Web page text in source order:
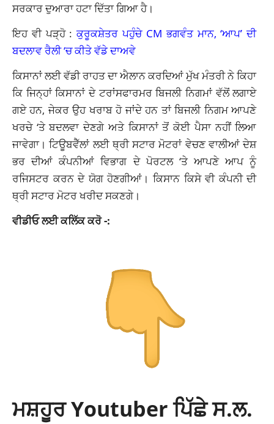
ਸਰਕਾਰ ਦੁਆਰਾ ਹਟਾ ਦਿੱਤਾ ਗਿਆ ਹੈ।
ਇਹ ਵੀ ਪੜ੍ਹੋ : ਕੁਰੂਕਸ਼ੇਤਰ ਪਹੁੰਚੇ CM ਭਗਵੰਤ ਮਾਨ, ‘ਆਪ’ ਦੀ
ਬਦਲਾਵ ਰੈਲੀ ‘ਚ ਕੀਤੇ ਵੱਡੇ ਦਾਅਵੇ
ਕਿਸਾਨਾਂ ਲਈ ਵੱਡੀ ਰਾਹਤ ਦਾ ਐਲਾਨ ਕਰਦਿਆਂ ਮੁੱਖ ਮੰਤਰੀ ਨੇ ਕਿਹਾ
ਕਿ ਜਿਨ੍ਹਾਂ ਕਿਸਾਨਾਂ ਦੇ ਟਰਾਂਸਫਾਰਮਰ ਬਿਜਲੀ ਨਿਗਮਾਂ ਵੱਲੋਂ ਲਗਾਏ
ਗਏ ਹਨ, ਜੇਕਰ ਉਹ ਖਰਾਬ ਹੋ ਜਾਂਦੇ ਹਨ ਤਾਂ ਬਿਜਲੀ ਨਿਗਮ ਆਪਣੇ
ਖਰਚੇ ‘ਤੇ ਬਦਲਵਾ ਦੇਣਗੇ ਅਤੇ ਕਿਸਾਨਾਂ ਤੋਂ ਕੋਈ ਪੈਸਾ ਨਹੀਂ ਲਿਆ
ਜਾਵੇਗਾ। ਟਿਊਬਵੈੱਲਾਂ ਲਈ ਥ੍ਰੀ ਸਟਾਰ ਮੋਟਰਾਂ ਵੇਚਣ ਵਾਲੀਆਂ ਦੇਸ਼
ਭਰ ਦੀਆਂ ਕੰਪਨੀਆਂ ਵਿਭਾਗ ਦੇ ਪੋਰਟਲ ‘ਤੇ ਆਪਣੇ ਆਪ ਨੂੰ
ਰਜਿਸਟਰ ਕਰਨ ਦੇ ਯੋਗ ਹੋਣਗੀਆਂ। ਕਿਸਾਨ ਕਿਸੇ ਵੀ ਕੰਪਨੀ ਦੀ
ਥ੍ਰੀ ਸਟਾਰ ਮੋਟਰ ਖਰੀਦ ਸਕਣਗੇ।
ਵੀਡੀਓ ਲਈ ਕਲਿੱਕ ਕਰੋ -:
ਮਸ਼ਹੂਰ Youtuber ਪਿੱਛੇ ਸ.ਲ.